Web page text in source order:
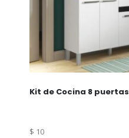
Kit de Cocina 8 puertas
$ 10